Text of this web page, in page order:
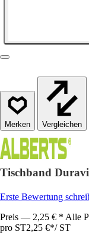
Vergleichen
Tischband
Erste Bewertung
Preis — 2,25 € * Alle
pro ST2,25 €*/ ST